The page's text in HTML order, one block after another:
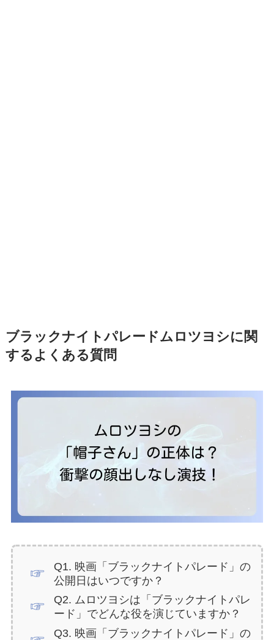
ブラックナイトパレードムロツヨシに関
するよくある質問
Q1. 映画「ブラックナイトパレード」の
公開日はいつですか？
Q2. ムロツヨシは「ブラックナイトパレ
ード」でどんな役を演じていますか？
Q3. 映画「ブラックナイトパレード」の